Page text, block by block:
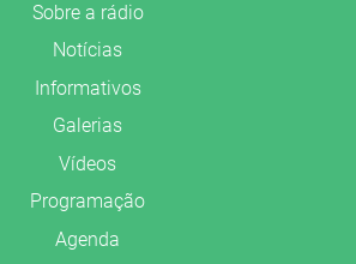
Sobre a rádio
Notícias
Informativos
Galerias
Vídeos
Programação
Agenda